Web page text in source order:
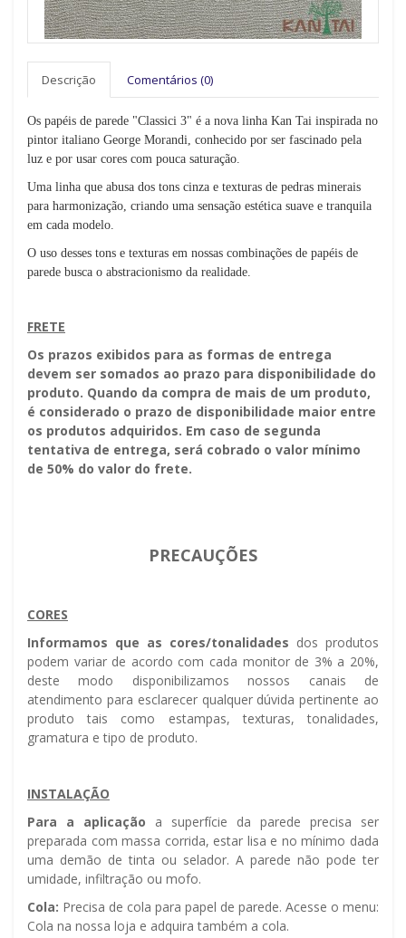
Descrição Comentários (0)
Os papéis de parede "Classici 3" é a nova linha Kan Tai inspirada no
pintor italiano George Morandi, conhecido por ser fascinado pela
luz e por usar cores com pouca saturação.
Uma linha que abusa dos tons cinza e texturas de pedras minerais
para harmonização, criando uma sensação estética suave e tranquila
em cada modelo.
O uso desses tons e texturas em nossas combinações de papéis de
parede busca o abstracionismo da realidade.
FRETE
Os prazos exibidos para as formas de entrega
devem ser somados ao prazo para disponibilidade do
produto. Quando da compra de mais de um produto,
é considerado o prazo de disponibilidade maior entre
os produtos adquiridos. Em caso de segunda
tentativa de entrega, será cobrado o valor mínimo
de 50% do valor do frete.
PRECAUÇÕES
CORES
Informamos que as cores/tonalidades dos produtos
podem variar de acordo com cada monitor de 3% a 20%,
deste modo disponibilizamos nossos canais de
atendimento para esclarecer qualquer dúvida pertinente ao
produto tais como estampas, texturas, tonalidades,
gramatura e tipo de produto.
INSTALAÇÃO
Para a aplicação a superfície da parede precisa ser
preparada com massa corrida, estar lisa e no mínimo dada
uma demão de tinta ou selador. A parede não pode ter
umidade, infiltração ou mofo.
Cola: Precisa de cola para papel de parede. Acesse o menu:
Cola na nossa loja e adquira também a cola.